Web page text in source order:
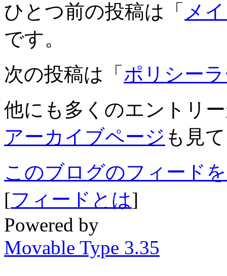
ひとつ前の投稿は「 メ
です。
次の投稿は「 ポリシー
他にも多くのエントリ
アーカイブページ も見
このブログのフィード
[フィードとは]
Powered by
Movable Type 3.35